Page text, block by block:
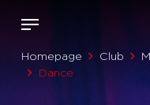
Homepage Club
Dance